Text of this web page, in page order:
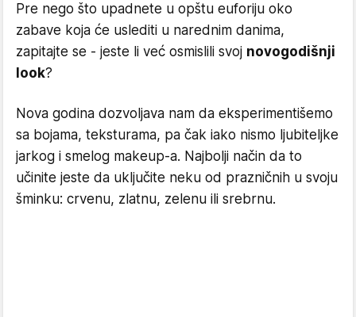
Pre nego što upadnete u opštu euforiju oko
zabave koja će uslediti u narednim danima,
zapitajte se - jeste li već osmislili svoj novogodišnji
look?
Nova godina dozvoljava nam da eksperimentišemo
sa bojama, teksturama, pa čak iako nismo ljubiteljke
jarkog i smelog makeup-a. Najbolji način da to
učinite jeste da uključite neku od prazničnih u svoju
šminku: crvenu, zlatnu, zelenu ili srebrnu.